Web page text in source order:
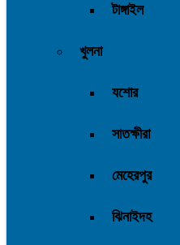
টাঙ্গাইল
খুলনা
যশোর
সাতক্ষীরা
মেহেরপুর
ঝিনাইদহ